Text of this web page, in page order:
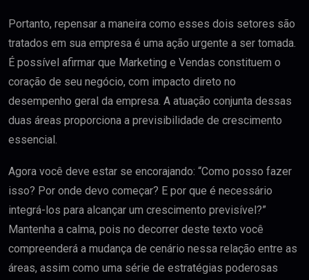
Portanto, repensar a maneira como esses dois setores são
tratados em sua empresa é uma ação urgente a ser tomada.
É possível afirmar que Marketing e Vendas constituem o
coração de seu negócio, com impacto direto no
desempenho geral da empresa. A atuação conjunta dessas
duas áreas proporciona a previsibilidade de crescimento
essencial.
Agora você deve estar se encorajando: “Como posso fazer
isso? Por onde devo começar? E por que é necessário
integrá-los para alcançar um crescimento previsível?”
Mantenha a calma, pois no decorrer deste texto você
compreenderá a mudança de cenário nessa relação entre as
áreas, assim como uma série de estratégias poderosas